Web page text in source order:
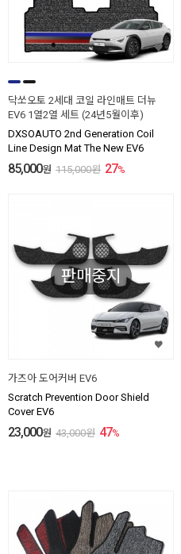
닥쏘오토 2세대 코일 라인매트 더뉴
EV6 1열2열 세트 (24년5월이후)
DXSOAUTO 2nd Generation Coil
Line Design Mat The New EV6
85,000원 115,000원 27%
판매중지
가즈아 도어커버 EV6
Scratch Prevention Door Shield
Cover EV6
23,000원 43,000원 47%